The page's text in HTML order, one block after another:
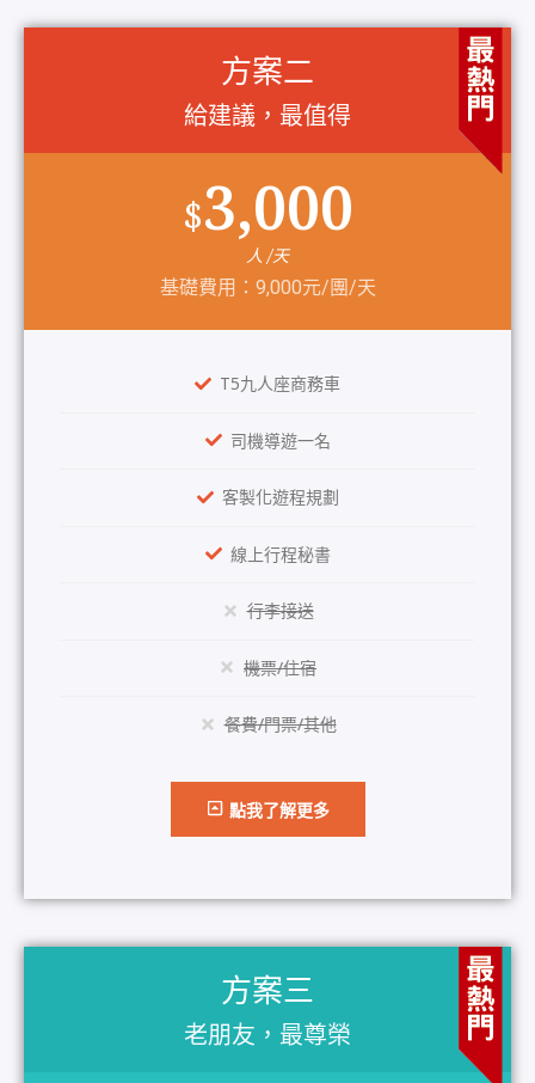
方案二
給建議，最值得
$3,000
人 /天
基礎費用：9,000元/團/天
T5九人座商務車
司機導遊一名
客製化遊程規劃
線上行程秘書
行李接送
機票/住宿
餐費/門票/其他
點我了解更多
方案三
老朋友，最尊榮